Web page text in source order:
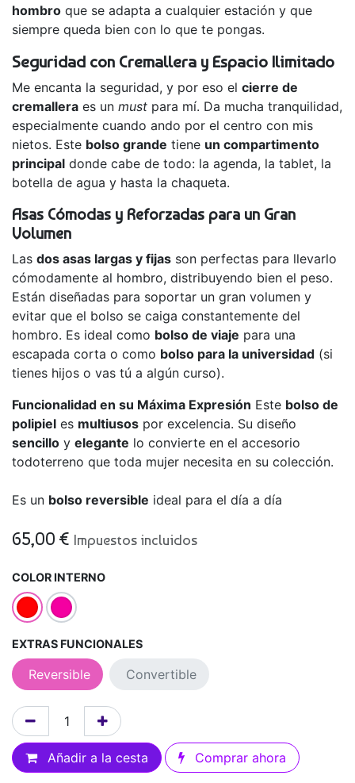
hombro que se adapta a cualquier estación y que
siempre queda bien con lo que te pongas.
Seguridad con Cremallera y Espacio Ilimitado
Me encanta la seguridad, y por eso el cierre de
cremallera es un must para mí. Da mucha tranquilidad,
especialmente cuando ando por el centro con mis
nietos. Este bolso grande tiene un compartimento
principal donde cabe de todo: la agenda, la tablet, la
botella de agua y hasta la chaqueta.
Asas Cómodas y Reforzadas para un Gran
Volumen
Las dos asas largas y fijas son perfectas para llevarlo
cómodamente al hombro, distribuyendo bien el peso.
Están diseñadas para soportar un gran volumen y
evitar que el bolso se caiga constantemente del
hombro. Es ideal como bolso de viaje para una
escapada corta o como bolso para la universidad (si
tienes hijos o vas tú a algún curso).
Funcionalidad en su Máxima Expresión Este bolso de
polipiel es multiusos por excelencia. Su diseño
sencillo y elegante lo convierte en el accesorio
todoterreno que toda mujer necesita en su colección.
Es un bolso reversible ideal para el día a día
65,00 € Impuestos incluidos
COLOR INTERNO
EXTRAS FUNCIONALES
Reversible Convertible
Añadir a la cesta Comprar ahora